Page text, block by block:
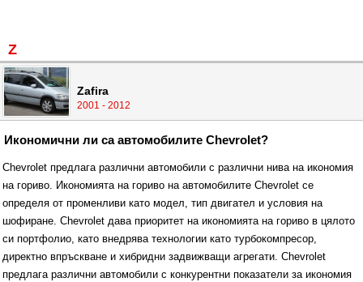
Z
Zafira
2001 - 2012
Икономични ли са автомобилите Chevrolet?
Chevrolet предлага различни автомобили с различни нива на икономия
на гориво. Икономията на гориво на автомобилите Chevrolet се
определя от променливи като модел, тип двигател и условия на
шофиране. Chevrolet дава приоритет на икономията на гориво в цялото
си портфолио, като внедрява технологии като турбокомпресор,
директно впръскване и хибридни задвижващи агрегати. Chevrolet
предлага различни автомобили с конкурентни показатели за икономия